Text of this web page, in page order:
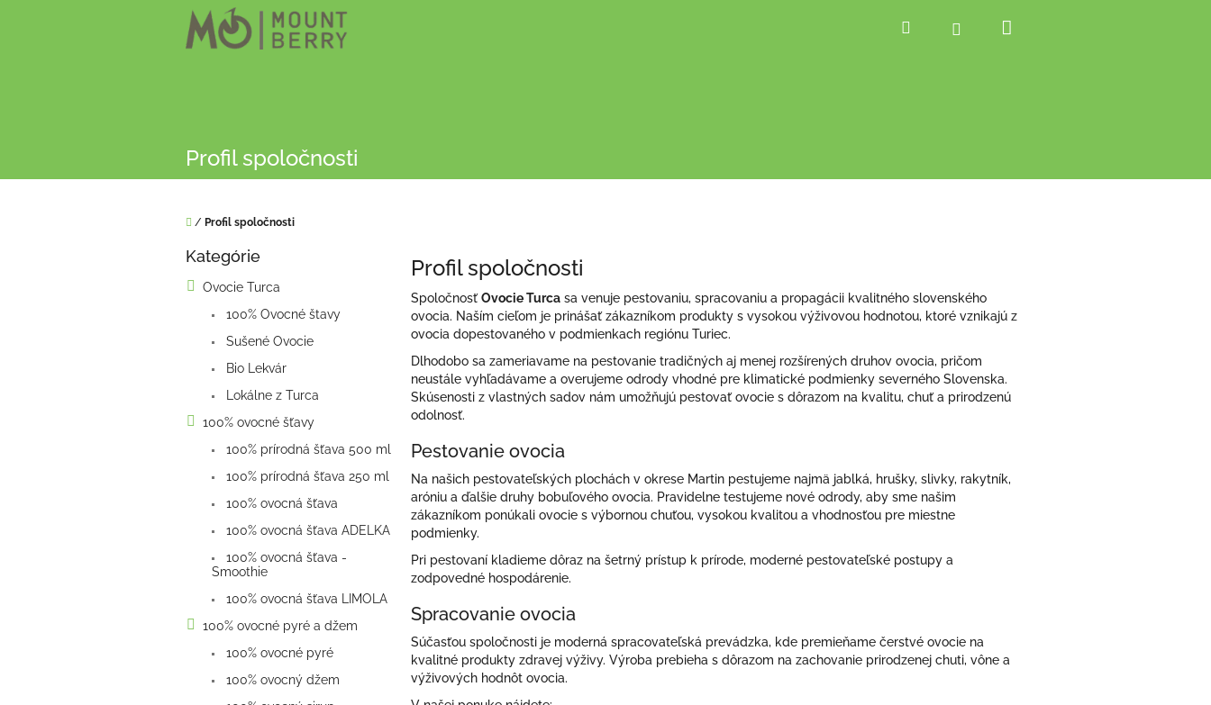
Hľadať Prihlásenie
Profil spoločnosti
Domov
/ Profil spoločnosti
Preskočiť
Kategórie
Ovocie Turca
100% Ovocné štavy
Sušené Ovocie
Bio Lekvár
Lokálne z Turca
100% ovocné šťavy
100% prírodná šťava 500 ml
100% prírodná šťava 250 ml
100% ovocná šťava
100% ovocná šťava ADELKA
100% ovocná šťava -
Smoothie
100% ovocná šťava LIMOLA
100% ovocné pyré a džem
100% ovocné pyré
100% ovocný džem
Profil spoločnosti
SpoločnosťOvocie Turca sa venuje pestovaniu, spracovaniu a propagácii kvalitného slovenského
ovocia. Naším cieľom je prinášať zákazníkom produkty s vysokou výživovou hodnotou, ktoré vznikajú z
ovocia dopestovaného v podmienkach regiónu Turiec.
Dlhodobo sa zameriavame na pestovanie tradičných aj menej rozšírených druhov ovocia, pričom
neustále vyhľadávame a overujeme odrody vhodné pre klimatické podmienky severného Slovenska.
Skúsenosti z vlastných sadov nám umožňujú pestovať ovocie s dôrazom na kvalitu, chuť a prirodzenú
odolnosť.
Pestovanie ovocia
Na našich pestovateľských plochách v okrese Martin pestujeme najmä jablká, hrušky, slivky, rakytník,
aróniu a ďalšie druhy bobuľového ovocia. Pravidelne testujeme nové odrody, aby sme našim
zákazníkom ponúkali ovocie s výbornou chuťou, vysokou kvalitou a vhodnosťou pre miestne
podmienky.
Pri pestovaní kladieme dôraz na šetrný prístup k prírode, moderné pestovateľské postupy a
zodpovedné hospodárenie.
Spracovanie ovocia
Súčasťou spoločnosti je moderná spracovateľská prevádzka, kde premieňame čerstvé ovocie na
kvalitné produkty zdravej výživy. Výroba prebieha s dôrazom na zachovanie prirodzenej chuti, vône a
výživových hodnôt ovocia.